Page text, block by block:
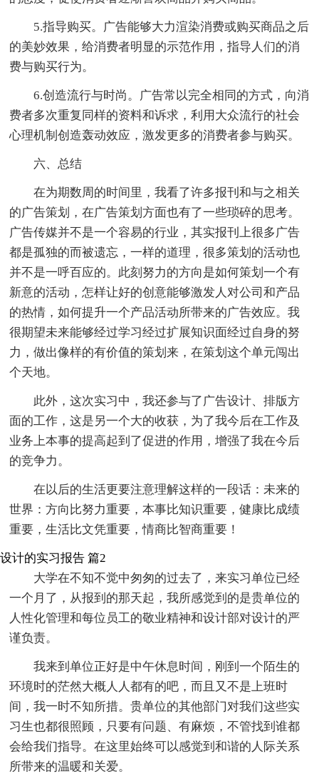
5.指导购买。广告能够大力渲染消费或购买商品之后
的美妙效果，给消费者明显的示范作用，指导人们的消
费与购买行为。
6.创造流行与时尚。广告常以完全相同的方式，向消
费者多次重复同样的资料和诉求，利用大众流行的社会
心理机制创造轰动效应，激发更多的消费者参与购买。
六、总结
在为期数周的时间里，我看了许多报刊和与之相关
的广告策划，在广告策划方面也有了一些琐碎的思考。
广告传媒并不是一个容易的行业，其实报刊上很多广告
都是孤独的而被遗忘，一样的道理，很多策划的活动也
并不是一呼百应的。此刻努力的方向是如何策划一个有
新意的活动，怎样让好的创意能够激发人对公司和产品
的热情，如何提升一个产品活动所带来的广告效应。我
很期望未来能够经过学习经过扩展知识面经过自身的努
力，做出像样的有价值的策划来，在策划这个单元闯出
个天地。
此外，这次实习中，我还参与了广告设计、排版方
面的工作，这是另一个大的收获，为了我今后在工作及
业务上本事的提高起到了促进的作用，增强了我在今后
的竞争力。
在以后的生活更要注意理解这样的一段话：未来的
世界：方向比努力重要，本事比知识重要，健康比成绩
重要，生活比文凭重要，情商比智商重要！
设计的实习报告 篇2
大学在不知不觉中匆匆的过去了，来实习单位已经
一个月了，从报到的那天起，我所感觉到的是贵单位的
人性化管理和每位员工的敬业精神和设计部对设计的严
谨负责。
我来到单位正好是中午休息时间，刚到一个陌生的
环境时的茫然大概人人都有的吧，而且又不是上班时
间，我一时不知所措。贵单位的其他部门对我们这些实
习生也都很照顾，只要有问题、有麻烦，不管找到谁都
会给我们指导。在这里始终可以感觉到和谐的人际关系
所带来的温暖和关爱。